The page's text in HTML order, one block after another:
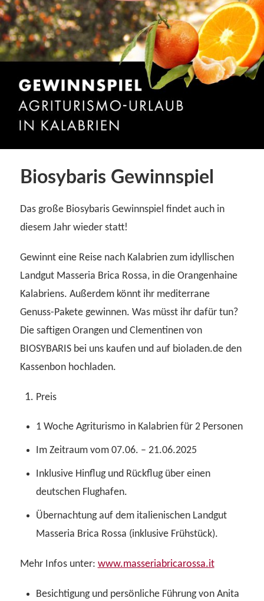
Biosybaris Gewinnspiel
Das große Biosybaris Gewinnspiel findet auch in
diesem Jahr wieder statt!
Gewinnt eine Reise nach Kalabrien zum idyllischen
Landgut Masseria Brica Rossa, in die Orangenhaine
Kalabriens. Außerdem könnt ihr mediterrane
Genuss-Pakete gewinnen. Was müsst ihr dafür tun?
Die saftigen Orangen und Clementinen von
BIOSYBARIS bei uns kaufen und auf bioladen.de den
Kassenbon hochladen.
Preis
1 Woche Agriturismo in Kalabrien für 2 Personen
Im Zeitraum vom 07.06. – 21.06.2025
Inklusive Hinflug und Rückflug über einen
deutschen Flughafen.
Übernachtung auf dem italienischen Landgut
Masseria Brica Rossa (inklusive Frühstück).
Mehr Infos unter: www.masseriabricarossa.it
Besichtigung und persönliche Führung von Anita